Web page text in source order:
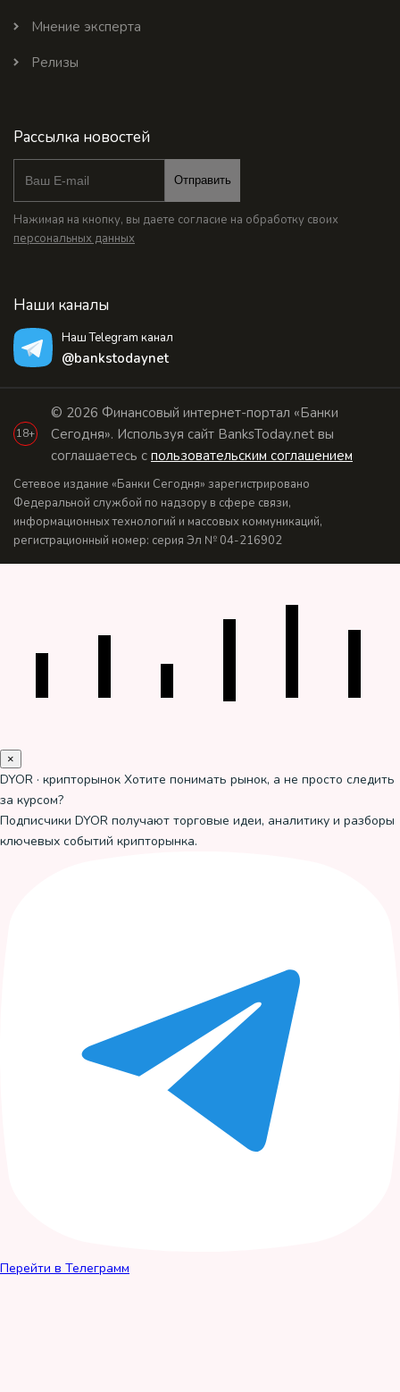
Мнение эксперта
Релизы
Рассылка новостей
Отправить
Нажимая на кнопку, вы даете согласие на обработку своих
персональных данных
Наши каналы
Наш Telegram канал
@bankstodaynet
18+
© 2026 Финансовый интернет-портал «Банки
Сегодня». Используя сайт BanksToday.net вы
соглашаетесь с пользовательским соглашением
Сетевое издание «Банки Сегодня» зарегистрировано
Федеральной службой по надзору в сфере связи,
информационных технологий и массовых коммуникаций,
регистрационный номер: серия Эл № 04-216902
×
DYOR · крипторынок Хотите понимать рынок, а не просто следить
за курсом?
Подписчики DYOR получают торговые идеи, аналитику и разборы
ключевых событий крипторынка.
Перейти в Телеграмм